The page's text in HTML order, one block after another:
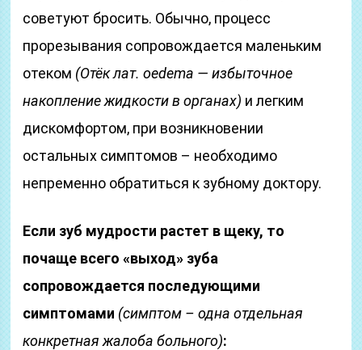
советуют бросить. Обычно, процесс
прорезывания сопровождается маленьким
отеком (Отёк лат. oedema — избыточное
накопление жидкости в органах) и легким
дискомфортом, при возникновении
остальных симптомов – необходимо
непременно обратиться к зубному доктору.
Если зуб мудрости растет в щеку, то
почаще всего «выход» зуба
сопровождается последующими
симптомами (симптом – одна отдельная
конкретная жалоба больного):